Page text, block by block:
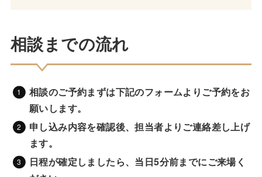
相談までの流れ
相談のご予約まずは下記のフォームよりご予約をお
願いします。
申し込み内容を確認後、担当者よりご連絡差し上げ
ます。
日程が確定しましたら、 当日5分前までにご来場く